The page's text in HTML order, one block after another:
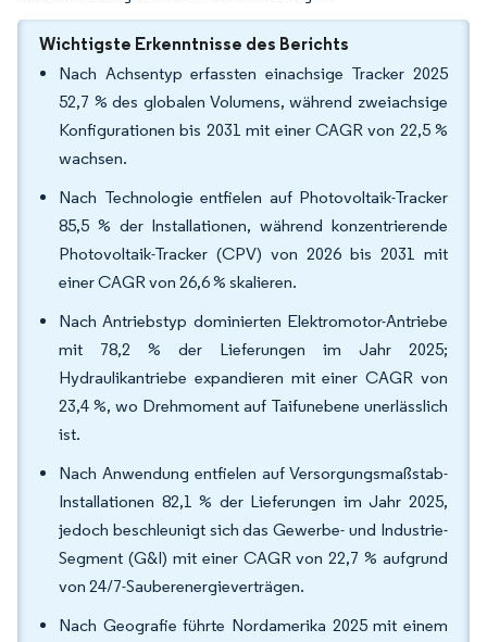
Wichtigste Erkenntnisse des Berichts
Nach Achsentyp erfassten einachsige Tracker 2025
52,7 % des globalen Volumens, während zweiachsige
Konfigurationen bis 2031 mit einer CAGR von 22,5 %
wachsen.
Nach Technologie entfielen auf Photovoltaik-Tracker
85,5 % der Installationen, während konzentrierende
Photovoltaik-Tracker (CPV) von 2026 bis 2031 mit
einer CAGR von 26,6 % skalieren.
Nach Antriebstyp dominierten Elektromotor-Antriebe
mit 78,2 % der Lieferungen im Jahr 2025;
Hydraulikantriebe expandieren mit einer CAGR von
23,4 %, wo Drehmoment auf Taifunebene unerlässlich
ist.
Nach Anwendung entfielen auf Versorgungsmaßstab-
Installationen 82,1 % der Lieferungen im Jahr 2025,
jedoch beschleunigt sich das Gewerbe- und Industrie-
Segment (G&I) mit einer CAGR von 22,7 % aufgrund
von 24/7-Sauberenergieverträgen.
Nach Geografie führte Nordamerika 2025 mit einem